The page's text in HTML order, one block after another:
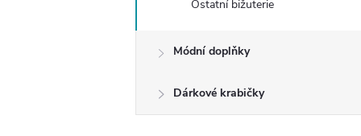
Ostatní bižuterie
Módní doplňky
Dárkové krabičky